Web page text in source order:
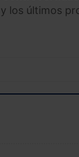
los últimos